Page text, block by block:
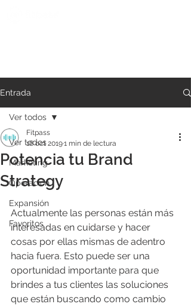
Entrada
Ver todos
Marketing
Operación
Expansión
Favoritos
Ver todos
Potencia tu Brand
Strategy
Fitpass
16 oct 20191 min de lectura
Actualmente las personas están más
interesadas en cuidarse y hacer
cosas por ellas mismas de adentro
hacia fuera. Esto puede ser una
oportunidad importante para que
brindes a tus clientes las soluciones
que están buscando como cambio